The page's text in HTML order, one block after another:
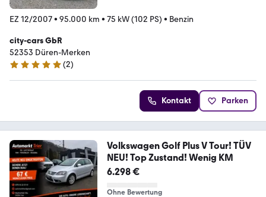
EZ 12/2007• 95.000 km • 75 kW (102 PS) • Benzin
city-cars GbR
52353 Düren-Merken
5 Sterne
(2)
Kontakt Parken
Volkswagen Golf Plus V Tour! TÜV
NEU! Top Zustand! Wenig KM
6.298 €
Ohne Bewertung